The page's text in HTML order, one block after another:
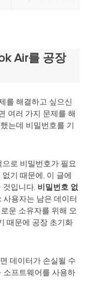
Air를 공장
를 해결하고 싶으신
여러 가지 문제를 해
는데 비밀번호를 기
으로 비밀번호가 필요
기 때문에, 이 글에
입니다. 비밀번호 없
사용자는 남은 데이터
운 소유자를 위해 오
때문에 공장 초기화
데이터가 손실될 수
소프트웨어를 사용하